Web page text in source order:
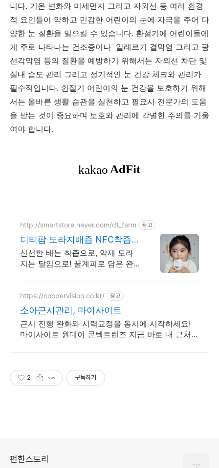
니다. 기온 변화와 미세먼지 그리고 자외선 등 여러 환경
적 요인들이 약하고 민감한 어린이의 눈에 자극을 주어 다
양한 눈 질환을 일으킬 수 있습니다. 환절기에 어린이들에
게 주로 나타나는 건조증이나 알레르기 결막염 그리고 광
선각막염 등의 질환을 예방하기 위해서는 자외선 차단 및
실내 습도 관리 그리고 정기적인 눈 건강 체크와 관리가
필수적입니다. 환절기 어린이의 눈 건강을 보호하기 위해
서는 올바른 생활 습관을 실천하고 필요시 전문가의 도움
을 받는 것이 중요하며 보호와 관리에 각별한 주의를 기울
여야 합니다.
http://smartstore.naver.com/dt_farm 광고
디티팜 도라지배즙 NFC착즙
착즙과 달임의 하이브리드주스
신선한 배는 착즙으로, 약재 도라
지는 달임으로! 꿀계피로 담은 완
컴포트주스
https://coopervision.co.kr/ 광고
소아근시관리, 마이사이트
근시 진행 완화와 시력교정을 동시에 시작하세요!
마이사이트 원데이 콘텍트렌즈 지금 바로 내 근처
2 구독하기
펀한스토리